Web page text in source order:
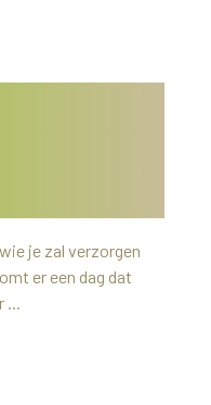
je zal verzorgen
er een dag dat
...